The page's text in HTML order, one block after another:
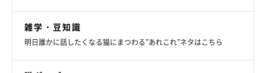
雑学・豆知識
明日誰かに話したくなる猫にまつわる”あれこれ”ネタはこちら